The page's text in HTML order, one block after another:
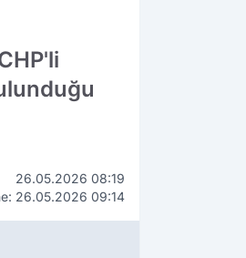
26.05.2026 08:19
26.05.2026 09:14